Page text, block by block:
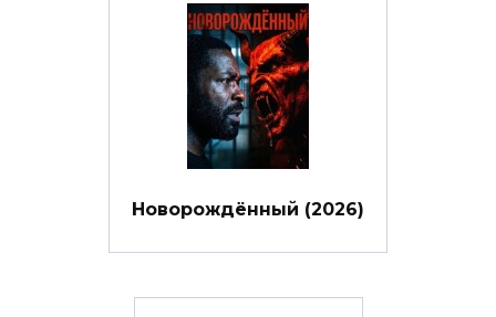
Новорождённый (2026)